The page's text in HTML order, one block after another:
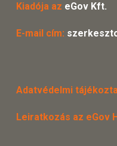
Kiadója az eGov Kft.
E-mail cím:
Adatvédelmi
Leiratkozás az eGov